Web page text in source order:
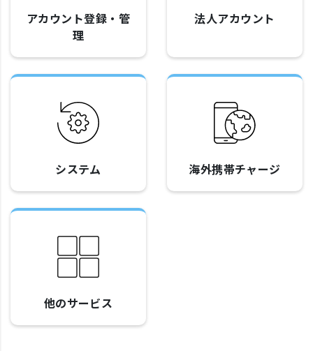
アカウント登録・管
理
法人アカウント
システム 海外携帯チャージ
他のサービス